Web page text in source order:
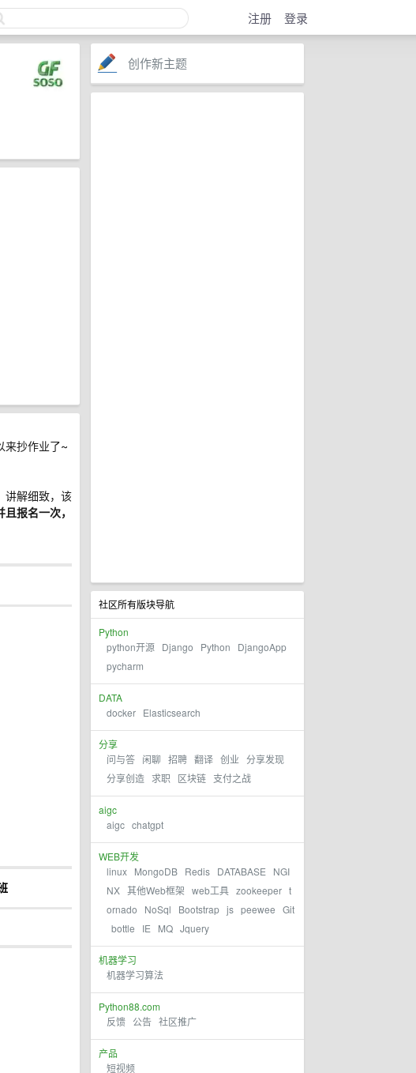
注册 登录
创作新主题
社区所有版块导航
Python
python开源 Django Python
DjangoApp
pycharm
DATA
docker Elasticsearch
分享
问与答 闲聊 招聘 翻译 创业 分享发现
分享创造 求职 区块链 支付之战
aigc
aigc chatgpt
WEB开发
linux MongoDB Redis DATABASE
NGI
NX 其他Web框架 web工具 zookeeper t
ornado
NoSql Bootstrap js peewee Git
bottle
IE MQ Jquery
机器学习
机器学习算法
Python88.com
反馈 公告 社区推广
产品
短视频
来抄作业了~
解细致， 该
报名一次，